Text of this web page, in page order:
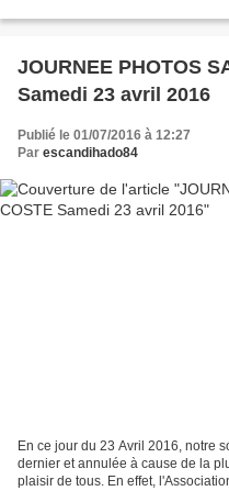
JOURNEE PHOTOS
Samedi 23 avril 2016
Publié le 01/07/2016 à 12:27
Par escandihado84
En ce jour du 23 Avril 2016, notre
dernier et annulée à cause de la
plaisir de tous. En effet,